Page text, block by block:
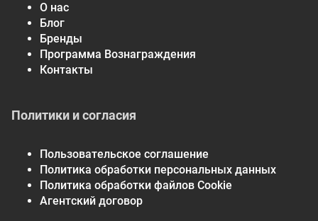
О нас
Блог
Бренды
Программа Вознаграждения
Контакты
Политики и согласия
Пользовательское соглашение
Политика обработки персональных данных
Политика обработки файлов Cookie
Агентский договор